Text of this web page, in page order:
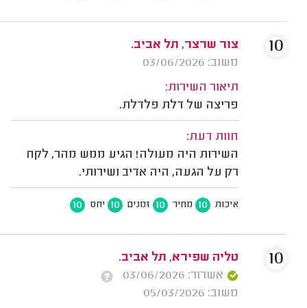
צור שרצר, תל אביב.
משוב: 03/06/2026
תיאור השירות:
פריצה של דלת פלדלת.
חוות דעת:
השירות היה מעולה! הגיע ממש מהר, לקח
רק על הגעה, היה אדיב ושירותי.
איכות 10 מחיר 10 זמנים 10 יחס 10
10
טליה שפירא, תל אביב.
אשרור: 03/06/2026
משוב: 05/03/2026
10